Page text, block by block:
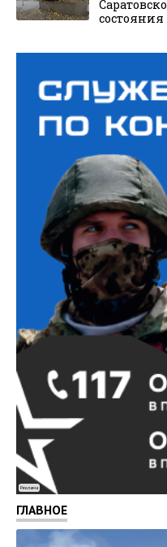
Реклама
ГЛАВНОЕ